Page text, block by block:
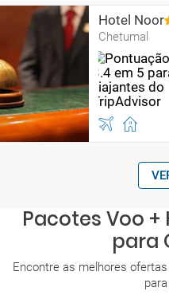
Hotel Noor
Chetumal
Pacotes Voo
para
Encontre as melhores